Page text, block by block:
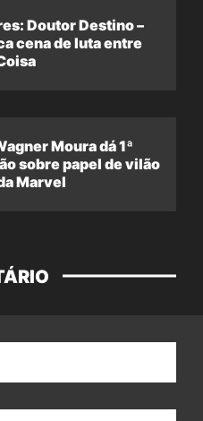
Doutor Destino –
cena de luta entre
Moura dá 1ª
sobre papel de vilão
Marvel